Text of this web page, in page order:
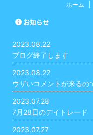
ホーム
お知らせ
2023.08.22
ブログ終了します
2023.08.22
ウザいコメントが来るの
2023.07.28
7月28日のデイトレード
2023.07.27